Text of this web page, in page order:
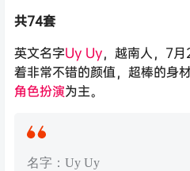
共74套
英文名字Uy Uy，越南人，7月
着非常不错的颜值，超棒的身
角色扮演为主。
名字：Uy Uy